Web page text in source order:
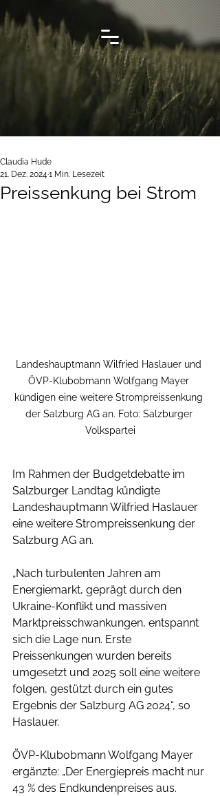
Preissenkung bei Strom
Claudia Hude
21. Dez. 20241 Min. Lesezeit
Landeshauptmann Wilfried Haslauer und
ÖVP-Klubobmann Wolfgang Mayer
kündigen eine weitere Strompreissenkung
der Salzburg AG an. Foto: Salzburger
Volkspartei
Im Rahmen der Budgetdebatte im
Salzburger Landtag kündigte
Landeshauptmann Wilfried Haslauer
eine weitere Strompreissenkung der
Salzburg AG an.
„Nach turbulenten Jahren am
Energiemarkt, geprägt durch den
Ukraine-Konflikt und massiven
Marktpreisschwankungen, entspannt
sich die Lage nun. Erste
Preissenkungen wurden bereits
umgesetzt und 2025 soll eine weitere
folgen, gestützt durch ein gutes
Ergebnis der Salzburg AG 2024“, so
Haslauer.
ÖVP-Klubobmann Wolfgang Mayer
ergänzte: „Der Energiepreis macht nur
43 % des Endkundenpreises aus.